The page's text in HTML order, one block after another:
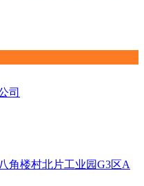
司
角楼村北片工业园G3区A